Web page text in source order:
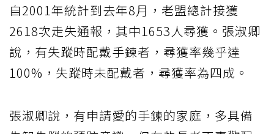
自2001年統計到去年8月，老盟總計接獲
2618次走失通報，其中1653人尋獲。張淑卿
說，有失蹤時配戴手鍊者，尋獲率幾乎達
100%，失蹤時未配戴者，尋獲率為四成。
張淑卿說，有申請愛的手鍊的家庭，多具備